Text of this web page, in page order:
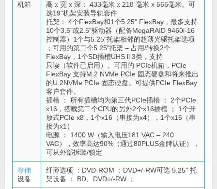
机箱
高 x 宽 x 深： 433毫米 x 218 毫米 x 566毫米。可
选19"机架安装导轨套件
托架： 4个FlexBay和1个5.25" FlexBay，最多支持
10个3.5"或2.5"驱动器（配备MegaRAID 9460i-16
控制器）1个与5.25"托架相邻的超薄光驱托架选项
；可用的第二个5.25"托架 – 占用/转换2个
FlexBay，1个SD插槽UHS ll 3类，支持
只读（软件已启用）。可用的 PCIe机箱，PCIe
FlexBay 支持M.2 NVMe PCIe 固态硬盘和将来推出
的U.2NVMe PCIe 固态硬盘。可提供PCIe FlexBay
客户套件。
插槽 ： 所有插槽均为第三代PCIe插槽 ： 2个PCIe
x16，搭载第二个CPU的另外2个x16插槽 ； 1个开
放式PCIe x8，1个x16（串接为x4），1个x16（串
接为x1）
电源 ： 1400 W（输入电压181 VAC – 240
VAC），效率高达90%（通过80PLUS金牌认证），
可从外部拆装/锁定
存储
设备
纤薄选项 ：DVD-ROM ；DVD+/-RW可选 5.25" 托
架设备 ： BD、DVD+/-RW ；